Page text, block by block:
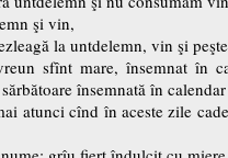
şi vin,
la untdelemn, vin şi
sfînt mare, însemnat în
însemnată în
atunci cînd în aceste zile